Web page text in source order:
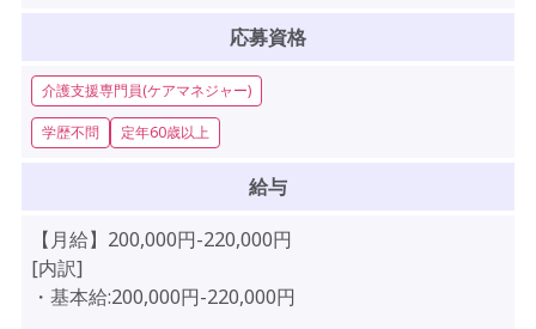
応募資格
介護支援専門員(ケアマネジャー)
学歴不問 定年60歳以上
給与
【月給】200,000円-220,000円
[内訳]
・基本給:200,000円-220,000円